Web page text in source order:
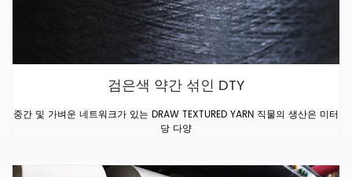
검은색 약간 섞인 DTY
중간 및 가벼운 네트워크가 있는 DRAW TEXTURED YARN 직물의 생산은 미터
당 다양